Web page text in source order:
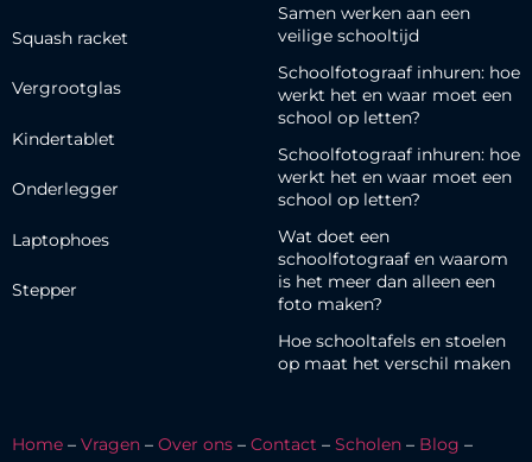
Squash racket
Vergrootglas
Kindertablet
Onderlegger
Laptophoes
Stepper
Samen werken aan een
veilige schooltijd
Schoolfotograaf inhuren: hoe
werkt het en waar moet een
school op letten?
Schoolfotograaf inhuren: hoe
werkt het en waar moet een
school op letten?
Wat doet een
schoolfotograaf en waarom
is het meer dan alleen een
foto maken?
Hoe schooltafels en stoelen
op maat het verschil maken
Home – Vragen – Over ons – Contact – Scholen – Blog –